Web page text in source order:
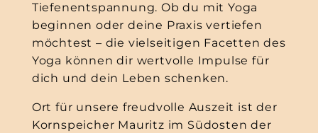
Tiefenentspannung. Ob du mit Yoga
beginnen oder deine Praxis vertiefen
möchtest – die vielseitigen Facetten des
Yoga können dir wertvolle Impulse für
dich und dein Leben schenken.
Ort für unsere freudvolle Auszeit ist der
Kornspeicher Mauritz im Südosten der